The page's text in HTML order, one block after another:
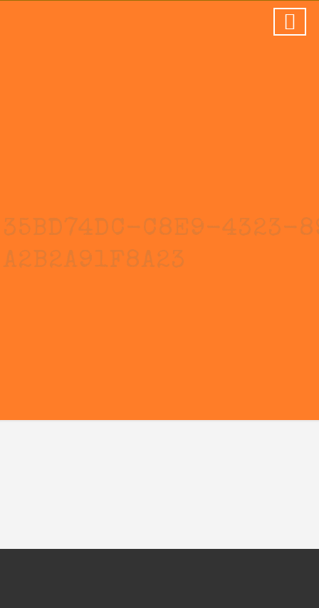
35BD74DC-C8E9-4323-
A2B2A91F8A23